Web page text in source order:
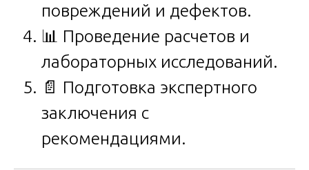
повреждений и дефектов.
📊 Проведение расчетов и
лабораторных исследований.
📄 Подготовка экспертного
заключения с
рекомендациями.